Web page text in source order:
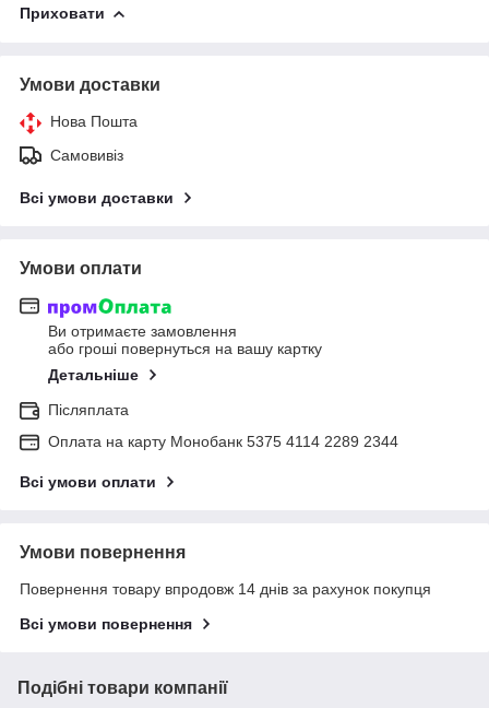
Приховати
Умови доставки
Нова Пошта
Самовивіз
Всі умови доставки
Умови оплати
Ви отримаєте замовлення
або гроші повернуться на вашу картку
Детальніше
Післяплата
Оплата на карту Монобанк 5375 4114 2289 2344
Всі умови оплати
Умови повернення
Повернення товару впродовж 14 днів за рахунок покупця
Всі умови повернення
Подібні товари компанії